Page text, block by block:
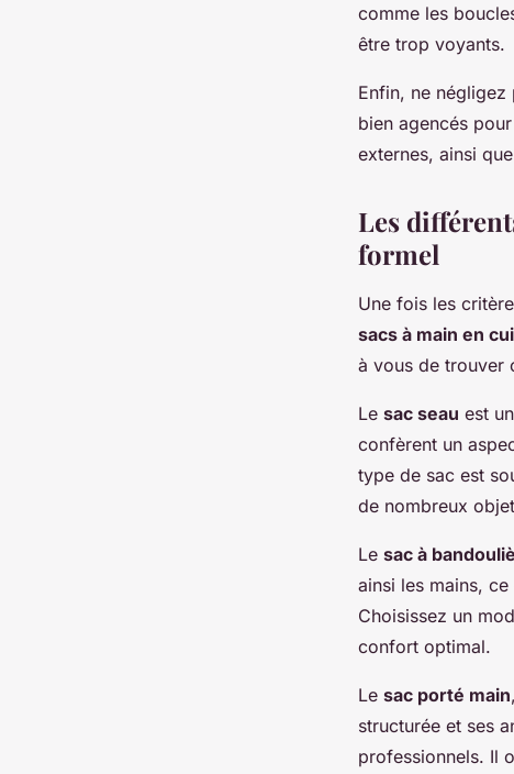
comme les
être trop voyants.
Enfin, ne négligez
bien agencés
externes, ainsi
Les
formel
Une fois les
sacs à main en
à vous de trouver
Le sac seau est
confèrent un
type de sac est
de nombreux
Le sac à
ainsi les mains,
Choisissez un
confort optimal.
Le sac porté main
structurée et ses
professionnels. Il